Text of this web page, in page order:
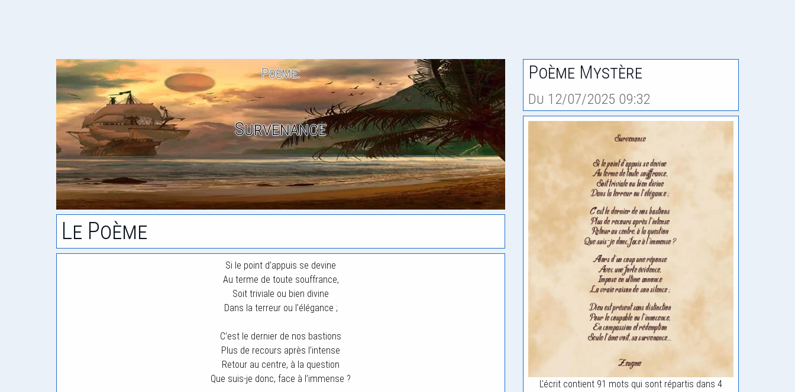
Poème:
Survenance
Le Poème
Si le point d’appuis se devine
Au terme de toute souffrance,
Soit triviale ou bien divine
Dans la terreur ou l’élégance ;
C’est le dernier de nos bastions
Plus de recours après l’intense
Retour au centre, à la question
Que suis-je donc, face à l’immense ?
Poème Mystère
Du 12/07/2025 09:32
L'écrit contient 91 mots qui sont répartis dans 4